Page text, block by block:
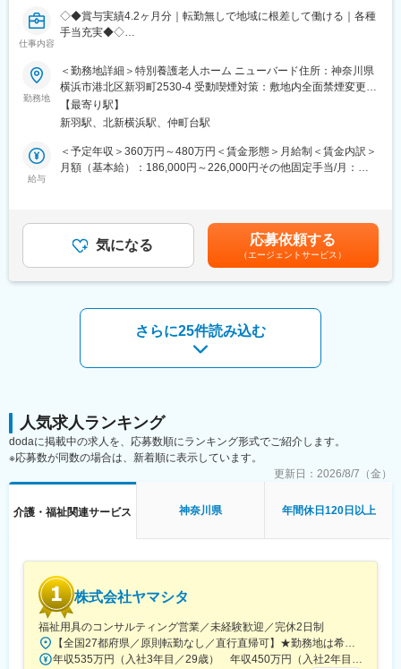
※業務比率のイメージ： 新機能・モダン化開発 7～8割 ／ 既存保
守 2～3割（時期により変動あり）
少数精鋭のエンジニアチーム体制で、意見・提案がダイレクトに
反映される環境です。
■業務の魅力
・技術刷新・アーキテクチャ再設計のコアメンバーとして主体的
に参画
業務に必要な技術のキャッチアップ支援やOJTを実施。知見共有
も活発です。
フレックスタイム制（コアタイムあり）、週1日リモート相談可、
残業月平均20時間以内。年間休日120日以上で、ワークライフバ
可能。技術刷新フェーズの経験を通じてエンジニアとしての市場
価値を高められます。
変更の範囲：会社の定める業務
仕事内容
◇◆賞与実績4.2ヶ月分｜転勤無しで地域に根差して働ける｜各種
手当充実◆◇
ニット型個室の特別養護老人ホームを運営する社会福祉法人で
す。1966年の法人設立以来、「その人らしい暮らし」を大切にし
た介護を追求しています。
そんな当社の介護スタッフとして、下記業務をお任せします。
■業務内容：
◇食事・入浴・排泄などの生活介助
※1ユニット10名の入居者様を、1シフト1～2名／1ユニット計4～
5名でサポートします。
※日々のアクティビティや季節行事も考えていただきます。
・フィンランド発祥「モルック」大会（地域大会優勝経験あり）
・レコードコンサート
・紅葉狩り、夏祭り、秋祭り
・流しそうめん、花火、子ども神輿 など
時には「日帰り旅行」や「プチ遠出」なども実現。看護師や他職
■入社後について：
最初は必ず先輩が傍につき業務を進めます。一人で判断したり対
応したりすることはありません。
■研修制度：
まずは現場での基礎研修とともに、法人の理念やユニットケアの
ます。
2）OJT研修
各ユニットに配属後は、先輩職員がマンツーマンで業務をサポー
トします。
研修期間中は複数名体制のシフトを組み、分からないことをその
場で確認できる環境です。判断や対応を一人で任されることはあ
りませんのでご安心ください。
勤務地
＜勤務地詳細＞特別養護老人ホーム ニューバード住所：神奈川県
横浜市港北区新羽町2530-4 受動喫煙対策：敷地内全面禁煙変更の
範囲：会社の定める事業所
【最寄り駅】
新羽駅、北新横浜駅、仲町台駅
給与
＜予定年収＞360万円～480万円＜賃金形態＞月給制＜賃金内訳＞
月額（基本給）：186,000円～226,000円その他固定手当/月：
処遇手当25,000円～50,000円■別途夜勤手当（1回6千円）あり■賞
与：年2回■社員の年収例：年収573万円／課長年収497万円／リー
ダー年収465万円／一般／5年目賃金はあくまでも目安の金額であ
り、選考を通じて上下する可能性があります。月給(月額)は固定手
気になる 応募依頼する
（エージェントサービス）
さらに25件読み込む
人気求人ランキング
dodaに掲載中の求人を、応募数順にランキング形式でご紹介します。
※応募数が同数の場合は、新着順に表示しています。
更新日： 2026/8/7（金）
介護・福祉関連サービス 神奈川県 年間休日120日以上
株式会社ヤマシタ
福祉用具のコンサルティング営業／未経験歓迎／完休2日制
【全国27都府県／原則転勤なし／直行直帰可】★勤務地は希望を考慮★拠点により車通勤OK※充足状況により、ご希望の勤務地での募集が終了している場合があります。※転居を伴う転勤の有無は、半年ごとに希望を伺い、選択いただけます。■東北■・宮城県（仙台市）■関東■・東京都（東京23区など）・神奈川県（横浜市など）・埼玉県（さいたま市など）・千葉県（千葉市など）・茨城県（水戸市）・栃木県（宇都宮市／足利市）・群馬県（前橋市）■東海■・愛知県（名古屋市／豊田市／豊橋市／小牧市）・静岡県（静岡市／浜松市／沼津市／焼津市／富士市）・岐阜県（岐阜市）・三重県（四日市市）■信越・北陸■・長野県（長野市）・山梨県（甲府市）・石川県（金沢市）・富山県（富山市）・福井県（福井市）■関西■・大阪府・兵庫県（神戸市／尼崎市／姫路市）・京都府（京都市）・奈良県（奈良市／天理市）・滋賀県（大津市／彦根市）・和歌山県（和歌山市／田辺市）■中国■・広島県（広島市）・岡山県（岡山市）■四国■・香川県（高松市）■九州■・福岡県（福岡市）
年収535万円（入社3年目／29歳） 年収450万円（入社2年目／26歳）